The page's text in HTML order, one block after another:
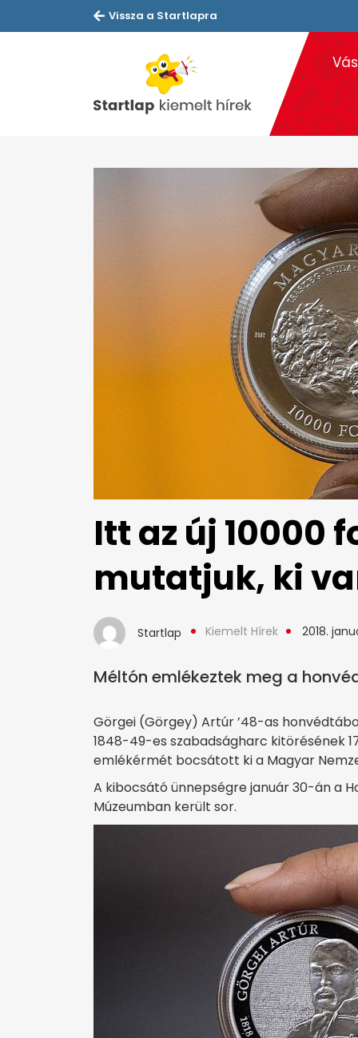
Vissza a Startlapra
Itt az új 10000
mutatjuk, ki
Startlap Kiemelt Hírek 2018.
Méltón emlékeztek meg a
Görgei (Görgey) Artúr ’48-as
1848-49-es szabadságharc kitörésének
emlékérmét bocsátott ki a Magyar
A kibocsátó ünnepségre január 30-án a
Múzeumban került sor.